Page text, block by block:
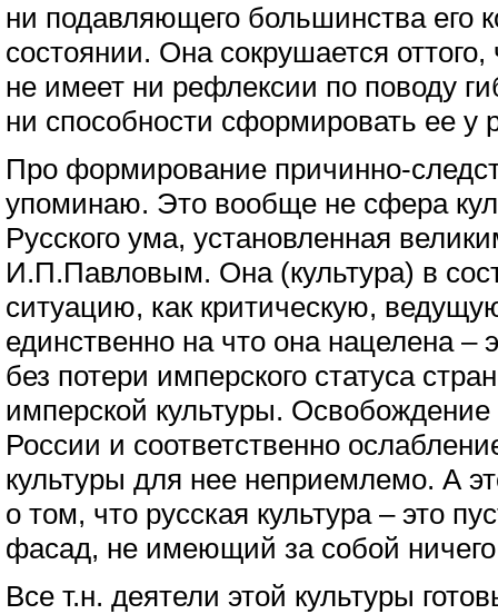
ни подавляющего большинства его
состоянии. Она сокрушается оттого,
не имеет ни рефлексии по поводу
ни способности сформировать ее у
Про формирование причинно-
упоминаю. Это вообще не сфера
Русского ума, установленная
И.П.Павловым. Она (культура) в
ситуацию, как критическую,
единственно на что она нацелена –
без потери имперского статуса
имперской культуры. Освобождение
России и соответственно
культуры для нее неприемлемо. А
о том, что русская культура – это
фасад, не имеющий за собой ничего
Все т.н. деятели этой культуры